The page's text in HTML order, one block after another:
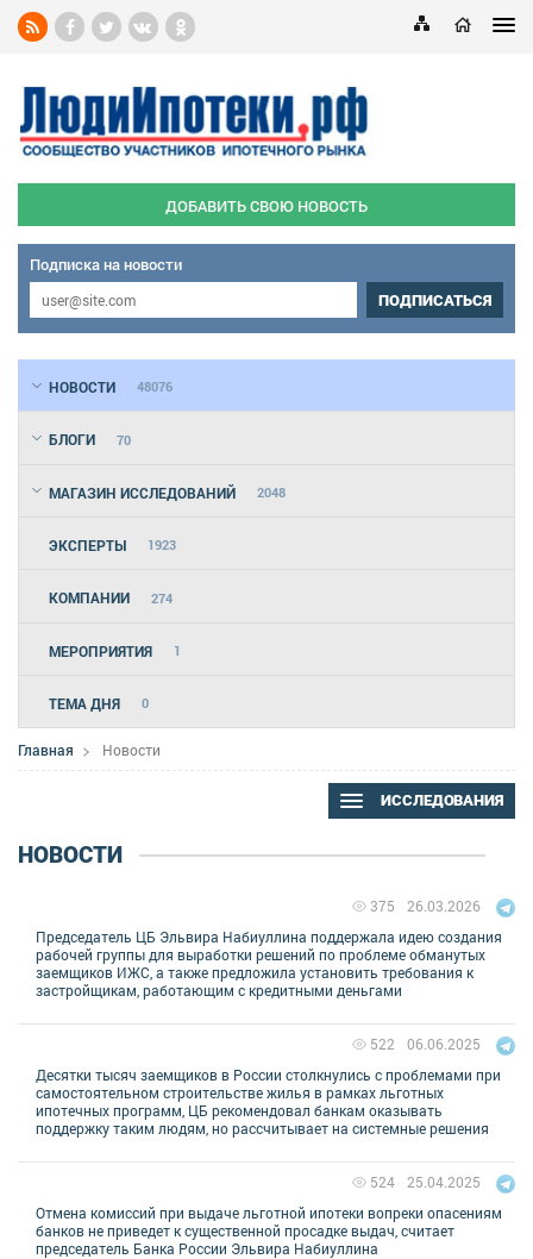
ДОБАВИТЬ СВОЮ НОВОСТЬ
Подписка на новости
ПОДПИСАТЬСЯ
НОВОСТИ 48076
БЛОГИ 70
МАГАЗИН ИССЛЕДОВАНИЙ 2048
ЭКСПЕРТЫ 1923
КОМПАНИИ 274
МЕРОПРИЯТИЯ 1
ТЕМА ДНЯ 0
Главная Новости
ИССЛЕДОВАНИЯ
НОВОСТИ
Председатель ЦБ Эльвира Набиуллина поддержала идею создания
рабочей группы для выработки решений по проблеме обманутых
заемщиков ИЖС, а также предложила установить требования к
застройщикам, работающим с кредитными деньгами
26.03.2026
375
Десятки тысяч заемщиков в России столкнулись с проблемами при
самостоятельном строительстве жилья в рамках льготных
ипотечных программ, ЦБ рекомендовал банкам оказывать
поддержку таким людям, но рассчитывает на системные решения
06.06.2025
522
Отмена комиссий при выдаче льготной ипотеки вопреки опасениям
банков не приведет к существенной просадке выдач, считает
председатель Банка России Эльвира Набиуллина
25.04.2025
524